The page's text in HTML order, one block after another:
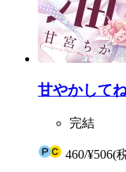
甘やかして
完結
460/¥506(